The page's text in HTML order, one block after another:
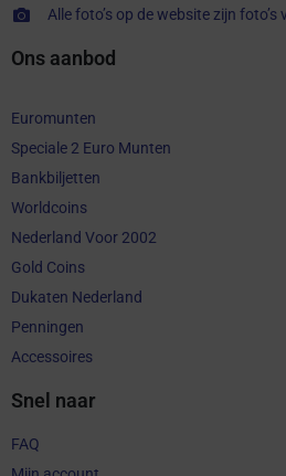
Alle foto’s op de website zijn
Ons aanbod
Euromunten
Speciale 2 Euro Munten
Bankbiljetten
Worldcoins
Nederland Voor 2002
Gold Coins
Dukaten Nederland
Penningen
Accessoires
Snel naar
FAQ